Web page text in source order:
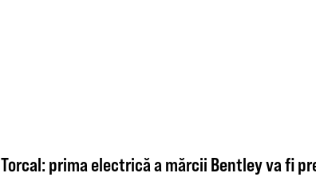
Torcal: prima electrică a mărcii Bentley va fi